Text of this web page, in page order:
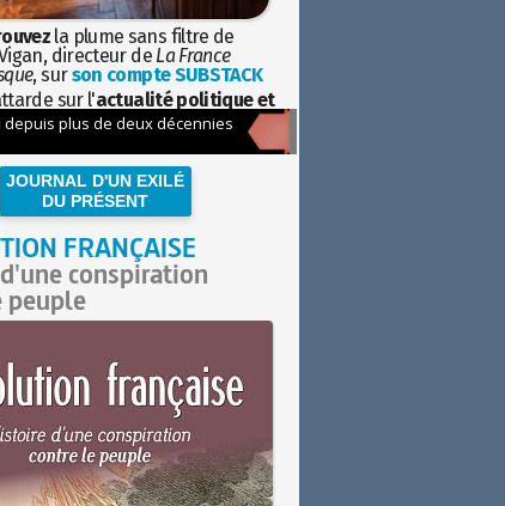
la plume sans filtre de
directeur de La France
, surson compte SUBSTACK
sur l'actualité politique et
avec la hauteur de vue de
JOURNAL D'UN EXILÉ
DU PRÉSENT
FRANÇAISE
conspiration
peuple